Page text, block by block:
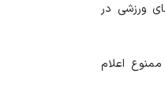
ورزشی در
اعلام